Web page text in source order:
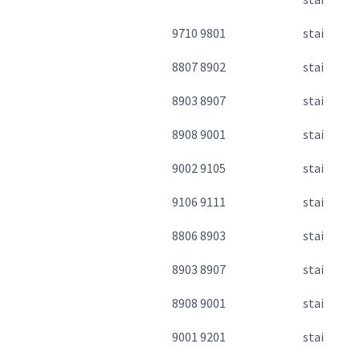
9710 9801 stainless
8807 8902 stainless
8903 8907 stainless
8908 9001 stainless
9002 9105 stainless
9106 9111 stainless
8806 8903 stainless
8903 8907 stainless
8908 9001 stainless
9001 9201 stainless